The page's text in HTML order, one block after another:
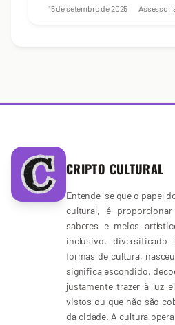
15 de setembro de 2025
CRIPTO CULTURAL
Entende-se que o papel
cultural, é
saberes e meios
inclusivo,
formas de cultura,
significa escondido,
justamente trazer à luz
vistos ou que não são
da cidade. A cultura